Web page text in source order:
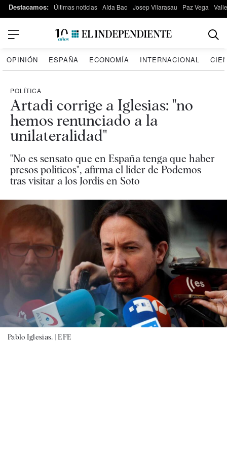
Destacamos: Últimas noticias Aída Bao Josep Vilarasau Paz Vega
OPINIÓN ESPAÑA ECONOMÍA INTERNACIONAL
POLÍTICA
Artadi corrige a Iglesias: "no
hemos renunciado a la
unilateralidad"
"No es sensato que en España tenga que haber
presos políticos", afirma el líder de Podemos
tras visitar a los Jordis en Soto
Pablo Iglesias. |EFE